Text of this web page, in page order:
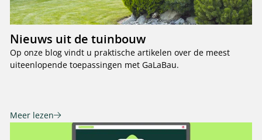
Nieuws uit de tuinbouw
Op onze blog vindt u praktische artikelen over de meest
uiteenlopende toepassingen met GaLaBau.
Meer lezen